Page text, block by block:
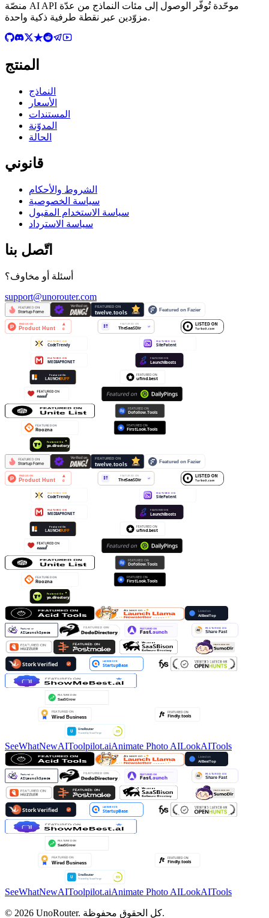
منصّة AI API موحّدة تُوفّر الوصول إلى مئات النماذج من عدّة
مزوّدين عبر نقطة طرفية ذكية واحدة.
المنتج
النماذج
الأسعار
المستندات
المدوّنة
الحالة
قانوني
الشروط والأحكام
سياسة الخصوصية
سياسة الاستخدام المقبول
سياسة الاسترداد
اتّصل بنا
أسئلة أو مخاوف؟
support@unorouter.com
SeeWhatNewAIToolpilot.aiAnimate Photo AILookAITools
SeeWhatNewAIToolpilot.aiAnimate Photo AILookAITools
© 2026 UnoRouter. كل الحقوق محفوظة.